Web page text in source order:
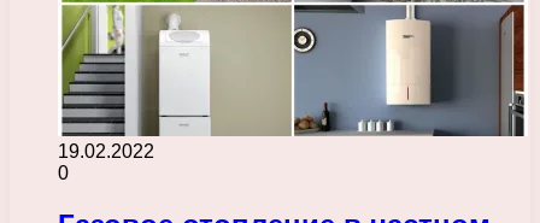
19.02.2022
0